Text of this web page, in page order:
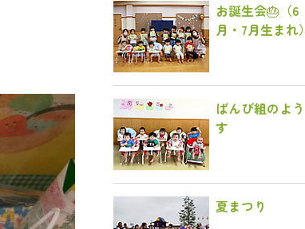
お誕生会🎂（6
月・7月生まれ）
ばんび組のよう
す
夏まつり